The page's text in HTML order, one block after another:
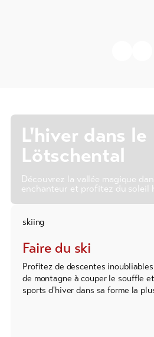
L'hiver dans le
Lötschental
Découvrez la vallée magique
enchanteur et profitez du soleil
skiing
Faire du ski
Profitez de descentes
de montagne à couper le souffle
sports d'hiver dans sa forme la